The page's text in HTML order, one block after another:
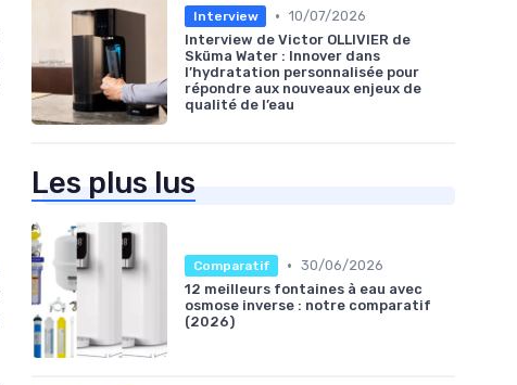
Interview • 10/07/2026
Interview de Victor OLLIVIER de
Sküma Water : Innover dans
l’hydratation personnalisée pour
répondre aux nouveaux enjeux de
qualité de l’eau
Les plus lus
Comparatif • 30/06/2026
12 meilleurs fontaines à eau avec
osmose inverse : notre comparatif
(2026)